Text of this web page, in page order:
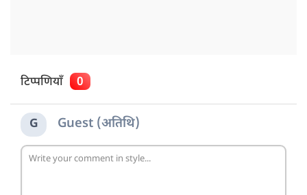
टिप्पणियाँ 0
G Guest (अतिथि)